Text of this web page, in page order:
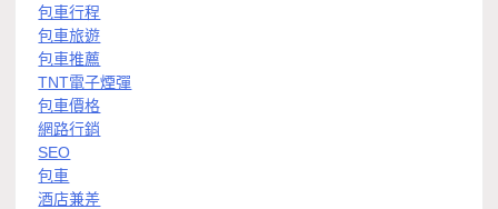
包車行程
包車旅遊
包車推薦
TNT電子煙彈
包車價格
網路行銷
SEO
包車
酒店兼差